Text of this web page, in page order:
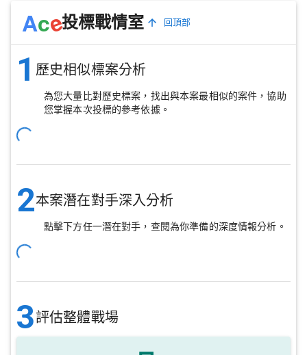
Ace投標戰情室 回頂部
1 歷史相似標案分析
為您大量比對歷史標案，找出與本案最相似的案件，協助
您掌握本次投標的參考依據。
2本案潛在對手深入分析
點擊下方任一潛在對手，查閱為你準備的深度情報分析。
3評估整體戰場